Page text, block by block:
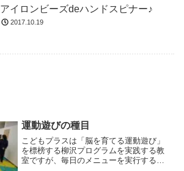
アイロンビーズdeハンドスピナー♪
2017.10.19
運動遊びの種目
こどもプラスは「脳を育てる運動遊び」
を標榜する柳沢プログラムを実践する教
室ですが、毎日のメニューを実行する上